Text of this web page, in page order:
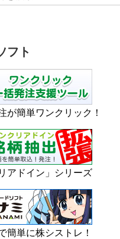
フト
が簡単ワンクリック！
アドイン」シリーズ
簡単に株シストレ！